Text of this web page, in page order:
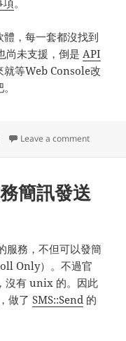
。
，每一套都沒找到
尚未支援，倒是API
就等Web Console改
Leave a commenton
簡訊發送
服務，不但可以發簡
Only）。不過官
沒有 unix 的。因此
，做了SMS::Send 的